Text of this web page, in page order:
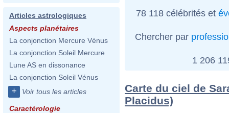
Articles astrologiques
Aspects planétaires
La conjonction Mercure Vénus
La conjonction Soleil Mercure
Lune AS en dissonance
La conjonction Soleil Vénus
+ Voir tous les articles
Caractérologie
78 118 célébrités et
Chercher par
1 206
Carte du ciel de
Placidus)